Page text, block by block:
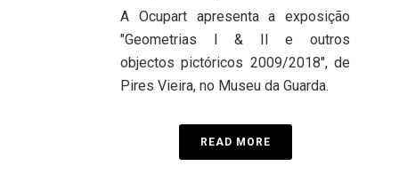
A Ocupart apresenta a exposição
"Geometrias I & II e outros
objectos pictóricos 2009/2018", de
Pires Vieira, no Museu da Guarda.
READ MORE